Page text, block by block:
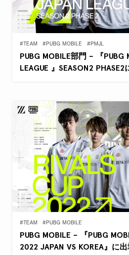
#TEAM #PUBG MOBILE #PMJL
PUBG MOBILE部門 – 『PUBG
LEAGUE 』SEASON2 PHASE2
#TEAM #PUBG MOBILE
PUBG MOBILE – 『PUBG
2022 JAPAN VS KOREA』に